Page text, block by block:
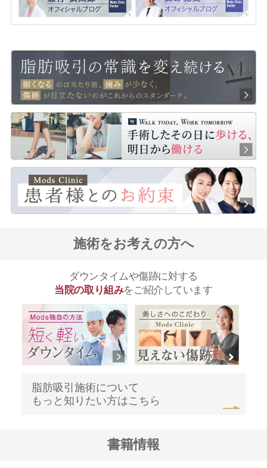
施術をお考えの方へ
ダウンタイムや傷跡に対する
当院の取り組みをご紹介しています
脂肪吸引施術について
もっと知りたい方はこちら
書籍情報